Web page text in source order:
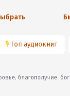
🎙 Топ аудиокниг
благополучие,